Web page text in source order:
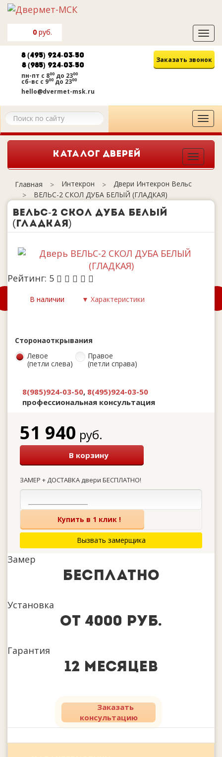
0 руб.
8 (495) 924-03-50
8 (985) 924-03-50
Заказать звонок
пн-пт с 800 до 2300
сб-вс с 900 до 2300
hello@dvermet-msk.ru
КАТАЛОГ ДВЕРЕЙ
Главная Интекрон
Двери Интекрон Вельс
ВЕЛЬС-2 СКОЛ ДУБА БЕЛЫЙ (ГЛАДКАЯ)
ВЕЛЬС-2 СКОЛ ДУБА БЕЛЫЙ
(ГЛАДКАЯ)
Рейтинг: 5
В наличии ▼ Характеристики
Сторонаоткрывания
Левое
(петли слева)
Правое
(петли справа)
8(985)924-03-50, 8(495)924-03-50
профессиональная консультация
51 940 руб.
В корзину
ЗАМЕР + ДОСТАВКА двери БЕСПЛАТНО!
Купить в 1 клик !
Вызвать замерщика
Замер
бесплатно
Установка
от 4000 руб.
Гарантия
12 месяцев
Заказать
консультацию